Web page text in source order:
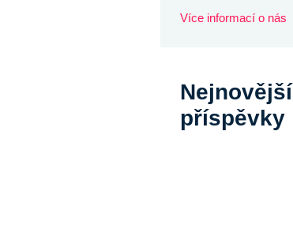
Více informací o nás
Nejnovější
příspěvky